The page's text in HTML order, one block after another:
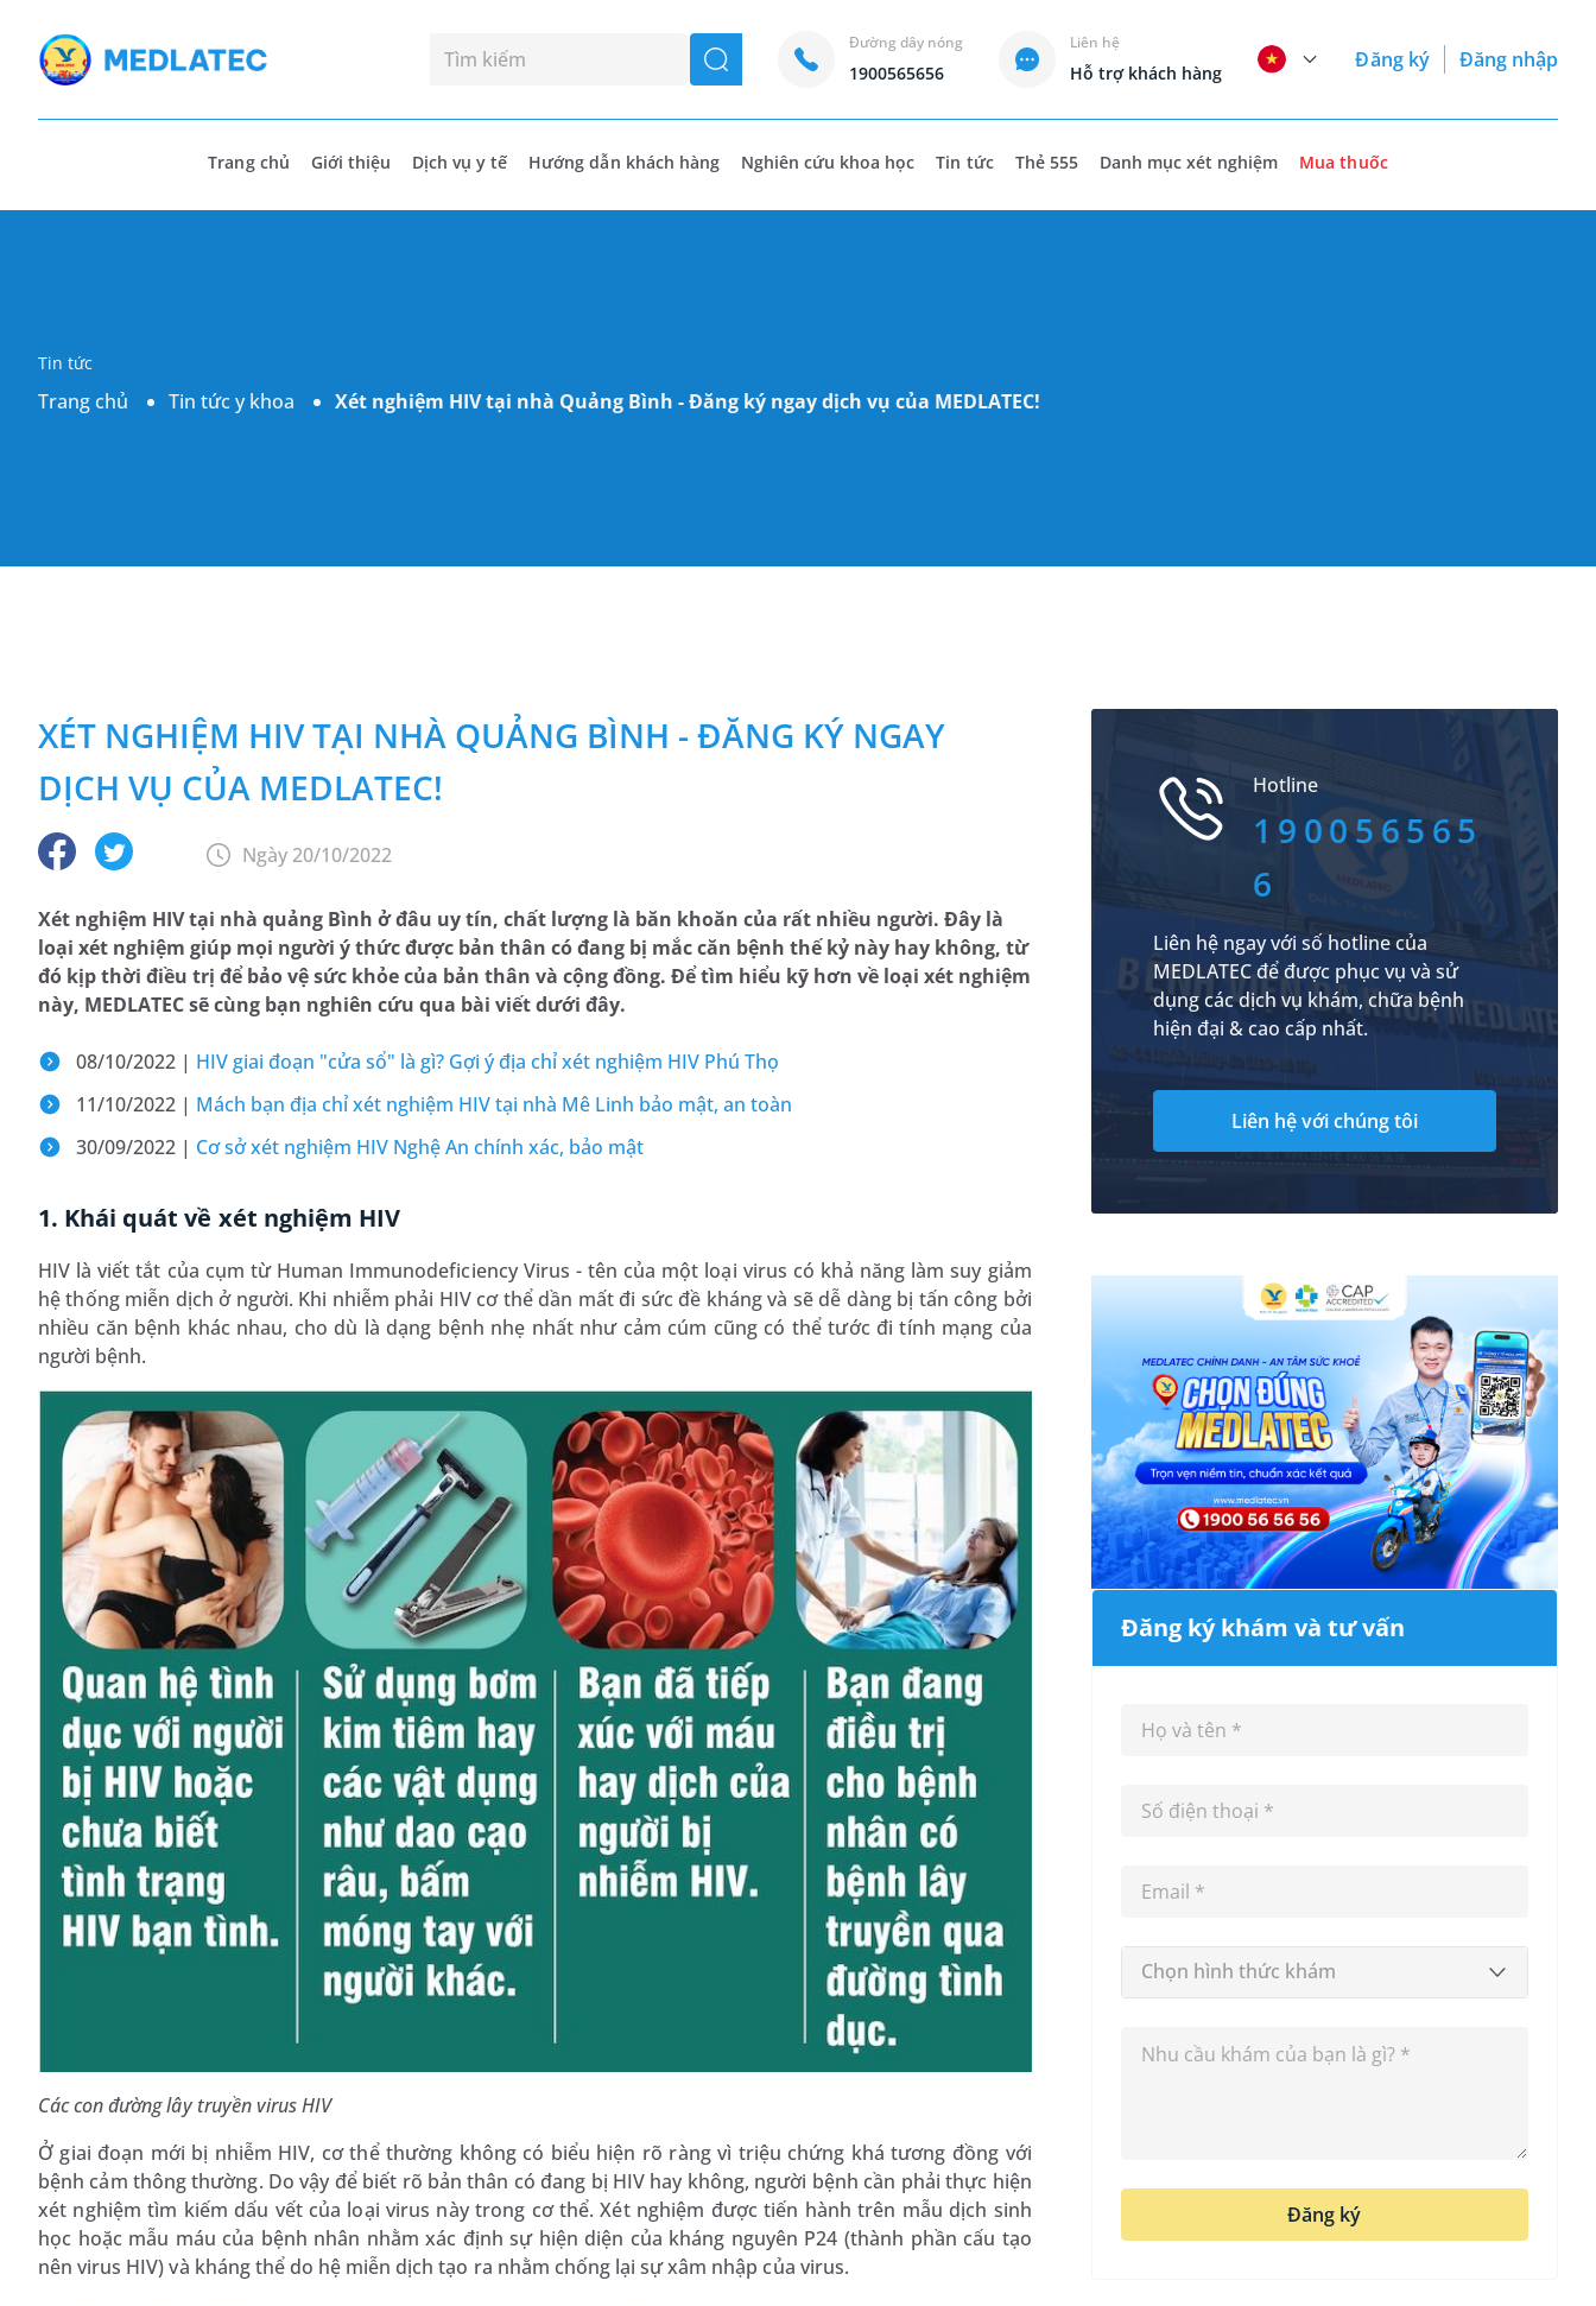
seach
Đường dây nóng
1900565656
Liên hệ
Hỗ trợ khách hàng
Đăng ký Đăng nhập
Trang chủ Giới thiệu Dịch vụ y tế Hướng dẫn khách hàng Nghiên cứu khoa học Tin tức Thẻ 555 Danh mục xét nghiệm Mua thuốc
Tin tức
Trang chủ Tin tức y khoa Xét nghiệm HIV tại nhà Quảng Bình - Đăng ký ngay dịch vụ của MEDLATEC!
XÉT NGHIỆM HIV TẠI NHÀ QUẢNG BÌNH - ĐĂNG KÝ NGAY
DỊCH VỤ CỦA MEDLATEC!
Ngày 20/10/2022
Xét nghiệm HIV tại nhà quảng Bình ở đâu uy tín, chất lượng là băn khoăn của rất nhiều người. Đây là
loại xét nghiệm giúp mọi người ý thức được bản thân có đang bị mắc căn bệnh thế kỷ này hay không, từ
đó kịp thời điều trị để bảo vệ sức khỏe của bản thân và cộng đồng. Để tìm hiểu kỹ hơn về loại xét nghiệm
này, MEDLATEC sẽ cùng bạn nghiên cứu qua bài viết dưới đây.
08/10/2022 | HIV giai đoạn "cửa sổ" là gì? Gợi ý địa chỉ xét nghiệm HIV Phú Thọ
11/10/2022 | Mách bạn địa chỉ xét nghiệm HIV tại nhà Mê Linh bảo mật, an toàn
30/09/2022 | Cơ sở xét nghiệm HIV Nghệ An chính xác, bảo mật
1. Khái quát về xét nghiệm HIV
HIV là viết tắt của cụm từ Human Immunodeficiency Virus - tên của một loại virus có khả năng làm suy giảm
hệ thống miễn dịch ở người. Khi nhiễm phải HIV cơ thể dần mất đi sức đề kháng và sẽ dễ dàng bị tấn công bởi
nhiều căn bệnh khác nhau, cho dù là dạng bệnh nhẹ nhất như cảm cúm cũng có thể tước đi tính mạng của
người bệnh.
Các con đường lây truyền virus HIV
Ở giai đoạn mới bị nhiễm HIV, cơ thể thường không có biểu hiện rõ ràng vì triệu chứng khá tương đồng với
bệnh cảm thông thường. Do vậy để biết rõ bản thân có đang bị HIV hay không, người bệnh cần phải thực hiện
xét nghiệm tìm kiếm dấu vết của loại virus này trong cơ thể. Xét nghiệm được tiến hành trên mẫu dịch sinh
học hoặc mẫu máu của bệnh nhân nhằm xác định sự hiện diện của kháng nguyên P24 (thành phần cấu tạo
nên virus HIV) và kháng thể do hệ miễn dịch tạo ra nhằm chống lại sự xâm nhập của virus.
Hotline
190056565
6
Liên hệ ngay với số hotline của
MEDLATEC để được phục vụ và sử
dụng các dịch vụ khám, chữa bệnh
hiện đại & cao cấp nhất.
Liên hệ với chúng tôi
Đăng ký khám và tư vấn
Chọn hình thức khám
Đăng ký